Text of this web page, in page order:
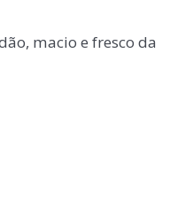
macio e fresco da